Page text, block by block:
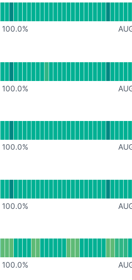
100.0%
100.0%
100.0%
100.0%
100.0%